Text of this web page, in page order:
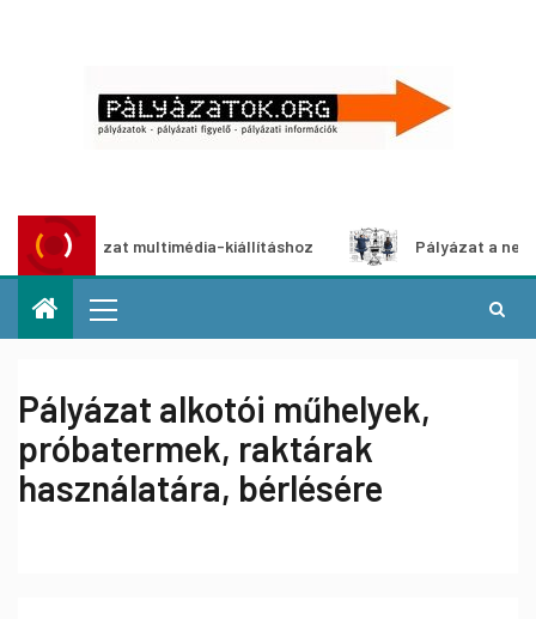
multimédia-kiállításhoz Pályázat a nemek
Pályázat alkotói műhelyek,
próbatermek, raktárak
használatára, bérlésére